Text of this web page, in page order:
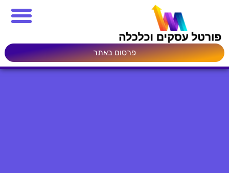
פרסום באתר